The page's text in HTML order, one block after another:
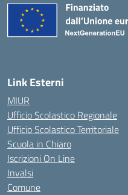
Link Esterni
MIUR
Ufficio Scolastico Regionale
Ufficio Scolastico Territoriale
Scuola in Chiaro
Iscrizioni On Line
Invalsi
Comune